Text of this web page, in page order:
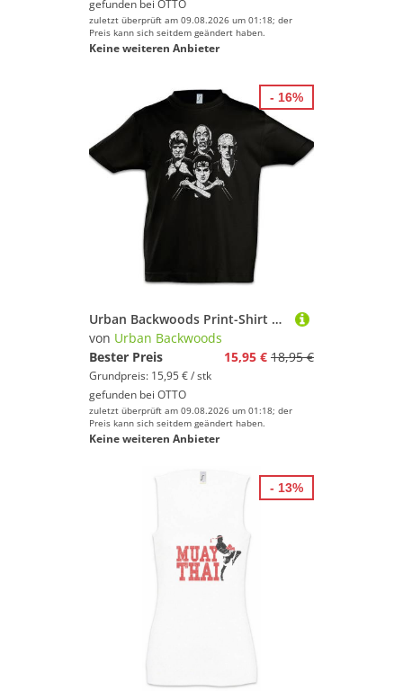
gefunden bei OTTO
zuletzt überprüft am 09.08.2026 um 01:18; der
Preis kann sich seitdem geändert haben.
Keine weiteren Anbieter
Urban Backwoods Print-Shirt Karate Rhapsody Kinder T-Shirt The Album Karate Bohemian Queen Kid (1-tlg) Cobra Daniel Kai Mr.
von Urban Backwoods
Bester Preis
15,95 € 18,95 €
Grundpreis: 15,95 € / stk
gefunden bei OTTO
zuletzt überprüft am 09.08.2026 um 01:18; der
Preis kann sich seitdem geändert haben.
Keine weiteren Anbieter
- 16%
- 13%